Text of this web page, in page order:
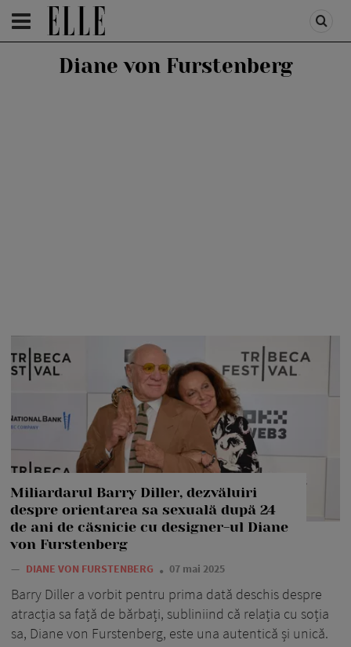
HOMEPAGE /PEOPLE
Diane von Furstenberg
Miliardarul Barry Diller, dezvăluiri
despre orientarea sa sexuală după 24
de ani de căsnicie cu designer-ul Diane
von Furstenberg
— DIANE VON FURSTENBERG 07 mai 2025
Barry Diller a vorbit pentru prima dată deschis despre
atracția sa față de bărbați, subliniind că relația cu soția
sa, Diane von Furstenberg, este una autentică și unică.